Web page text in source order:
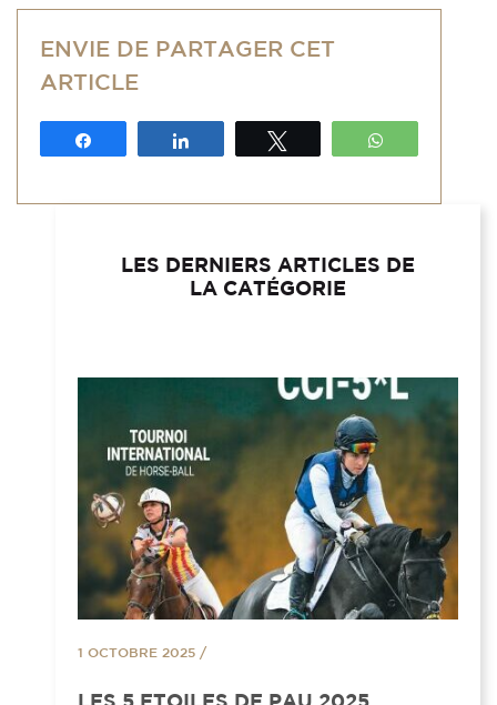
ENVIE DE PARTAGER CET
ARTICLE
LES DERNIERS ARTICLES DE
LA CATÉGORIE
1 OCTOBRE 2025 /